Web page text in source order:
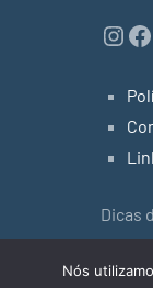
Dicas
Tema
Nós